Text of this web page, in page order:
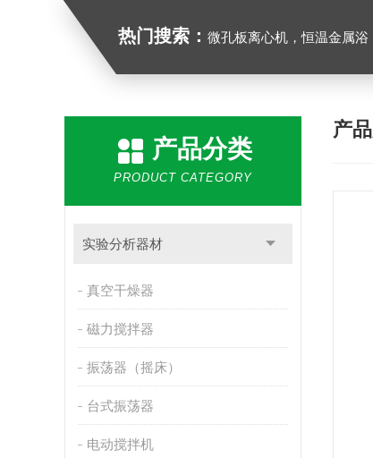
热门搜索： 微孔板离心机，恒温金属浴，多管漩涡混合仪，梅毒旋转仪,红外线灭菌器，微孔板恒温
产品分类
PRODUCT CATEGORY
实验分析器材
真空干燥器
磁力搅拌器
振荡器（摇床）
台式振荡器
电动搅拌机
产